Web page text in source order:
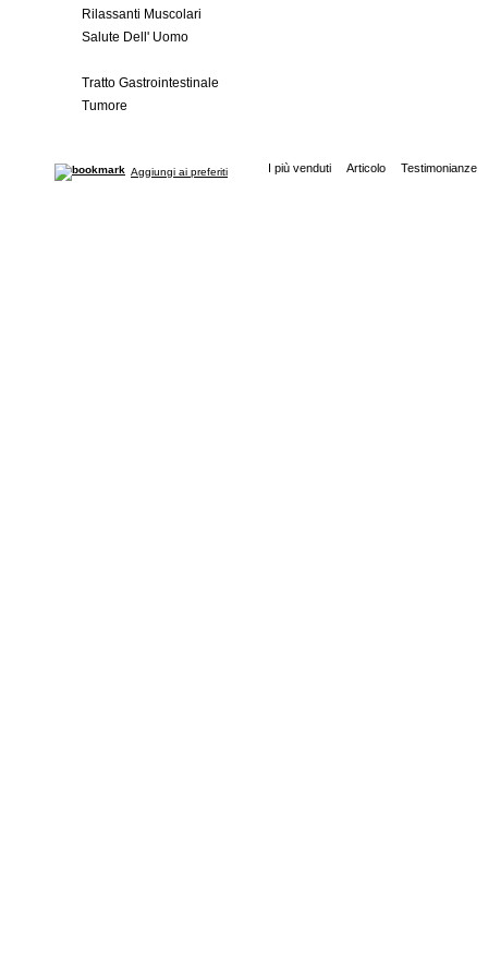
Rilassanti Muscolari
Salute Dell' Uomo
Tratto Gastrointestinale
Tumore
Aggiungi ai preferiti I più venduti Articolo Testimonianze